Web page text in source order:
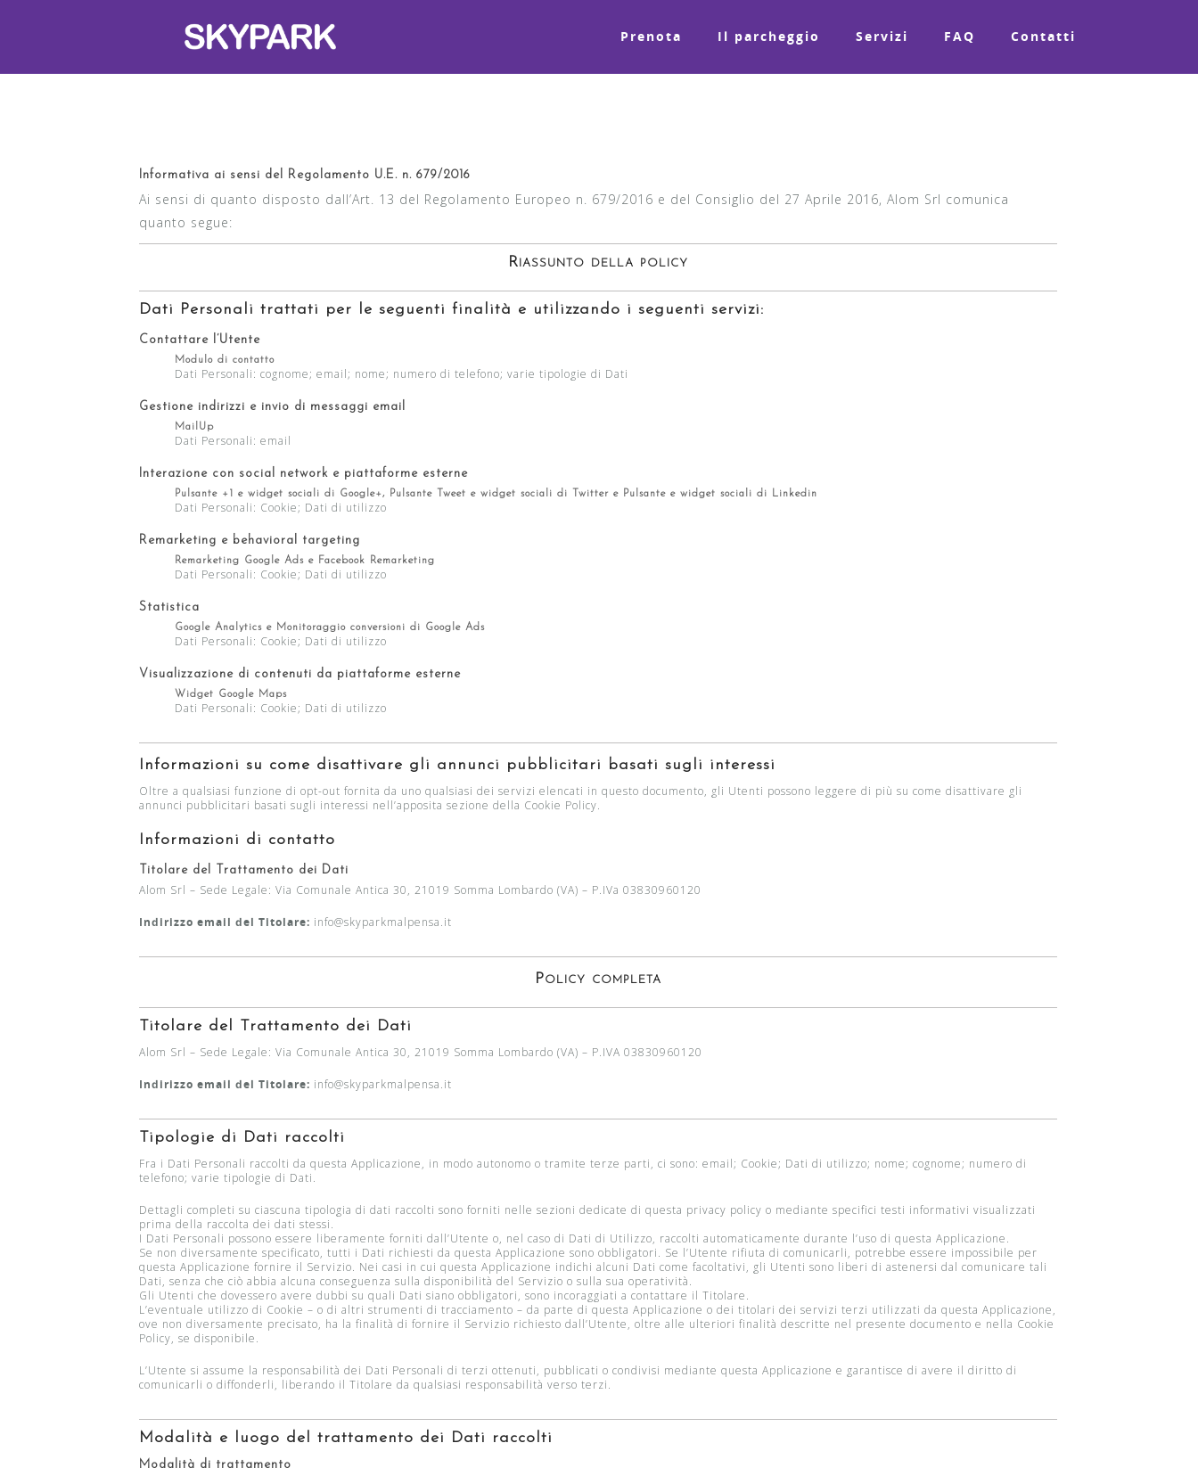
Prenota Il parcheggio Servizi FAQ Contatti
Informativa ai sensi del Regolamento U.E. n. 679/2016
Ai sensi di quanto disposto dall’Art. 13 del Regolamento Europeo n. 679/2016 e del Consiglio del 27 Aprile 2016, Alom Srl comunica
quanto segue:
Riassunto della policy
Dati Personali trattati per le seguenti finalità e utilizzando i seguenti servizi:
Contattare l’Utente
Modulo di contatto
Dati Personali: cognome; email; nome; numero di telefono; varie tipologie di Dati
Gestione indirizzi e invio di messaggi email
MailUp
Dati Personali: email
Interazione con social network e piattaforme esterne
Pulsante +1 e widget sociali di Google+, Pulsante Tweet e widget sociali di Twitter e Pulsante e widget sociali di Linkedin
Dati Personali: Cookie; Dati di utilizzo
Remarketing e behavioral targeting
Remarketing Google Ads e Facebook Remarketing
Dati Personali: Cookie; Dati di utilizzo
Statistica
Google Analytics e Monitoraggio conversioni di Google Ads
Dati Personali: Cookie; Dati di utilizzo
Visualizzazione di contenuti da piattaforme esterne
Widget Google Maps
Dati Personali: Cookie; Dati di utilizzo
Informazioni su come disattivare gli annunci pubblicitari basati sugli interessi
Oltre a qualsiasi funzione di opt-out fornita da uno qualsiasi dei servizi elencati in questo documento, gli Utenti possono leggere di più su come disattivare gli
annunci pubblicitari basati sugli interessi nell’apposita sezione della Cookie Policy.
Informazioni di contatto
Titolare del Trattamento dei Dati
Alom Srl – Sede Legale: Via Comunale Antica 30, 21019 Somma Lombardo (VA) – P.IVa 03830960120
Indirizzo email del Titolare: info@skyparkmalpensa.it
Policy completa
Titolare del Trattamento dei Dati
Alom Srl – Sede Legale: Via Comunale Antica 30, 21019 Somma Lombardo (VA) – P.IVA 03830960120
Indirizzo email del Titolare: info@skyparkmalpensa.it
Tipologie di Dati raccolti
Fra i Dati Personali raccolti da questa Applicazione, in modo autonomo o tramite terze parti, ci sono: email; Cookie; Dati di utilizzo; nome; cognome; numero di
telefono; varie tipologie di Dati.
Dettagli completi su ciascuna tipologia di dati raccolti sono forniti nelle sezioni dedicate di questa privacy policy o mediante specifici testi informativi visualizzati
prima della raccolta dei dati stessi.
I Dati Personali possono essere liberamente forniti dall’Utente o, nel caso di Dati di Utilizzo, raccolti automaticamente durante l’uso di questa Applicazione.
Se non diversamente specificato, tutti i Dati richiesti da questa Applicazione sono obbligatori. Se l’Utente rifiuta di comunicarli, potrebbe essere impossibile per
questa Applicazione fornire il Servizio. Nei casi in cui questa Applicazione indichi alcuni Dati come facoltativi, gli Utenti sono liberi di astenersi dal comunicare tali
Dati, senza che ciò abbia alcuna conseguenza sulla disponibilità del Servizio o sulla sua operatività.
Gli Utenti che dovessero avere dubbi su quali Dati siano obbligatori, sono incoraggiati a contattare il Titolare.
L’eventuale utilizzo di Cookie – o di altri strumenti di tracciamento – da parte di questa Applicazione o dei titolari dei servizi terzi utilizzati da questa Applicazione,
ove non diversamente precisato, ha la finalità di fornire il Servizio richiesto dall’Utente, oltre alle ulteriori finalità descritte nel presente documento e nella Cookie
Policy, se disponibile.
L’Utente si assume la responsabilità dei Dati Personali di terzi ottenuti, pubblicati o condivisi mediante questa Applicazione e garantisce di avere il diritto di
comunicarli o diffonderli, liberando il Titolare da qualsiasi responsabilità verso terzi.
Modalità e luogo del trattamento dei Dati raccolti
Modalità di trattamento